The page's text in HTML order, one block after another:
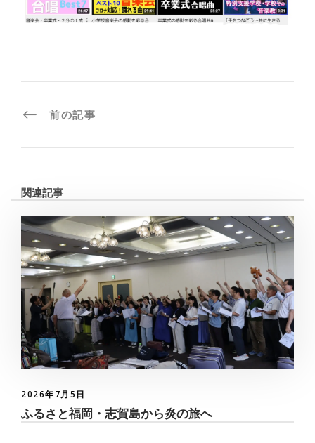
前の記事
関連記事
2026年7月5日
ふるさと福岡・志賀島から炎の旅へ